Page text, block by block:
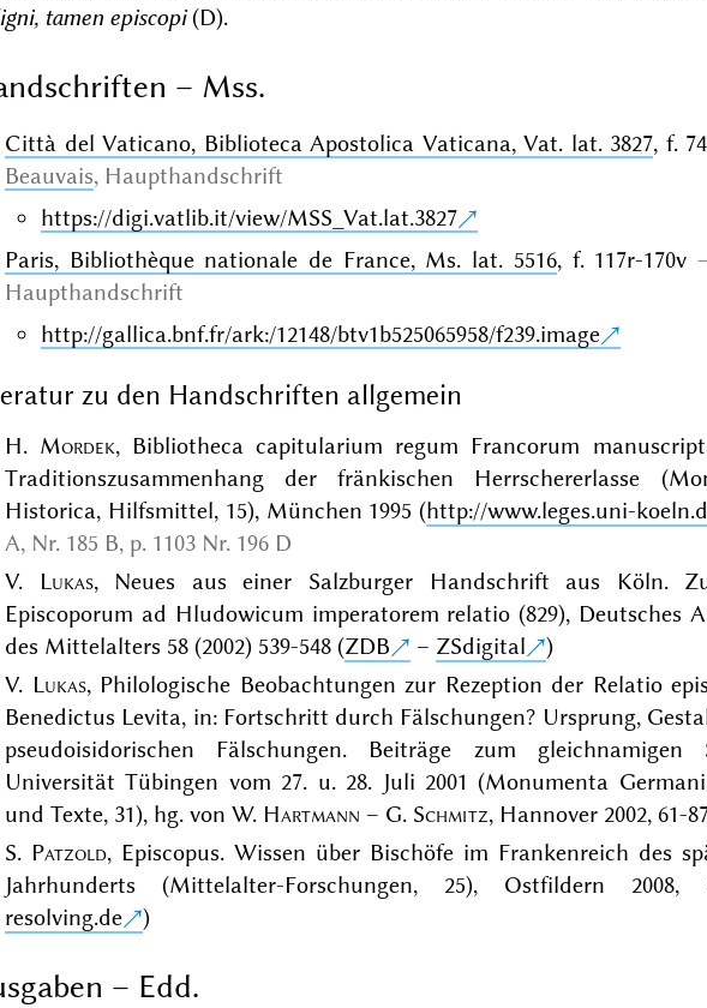
tamen episcopi(D).
– Mss.
Città del Vaticano, Biblioteca Apostolica Vaticana, Vat. lat. 3827, f.
Beauvais, Haupthandschrift
https://digi.vatlib.it/view/MSS_Vat.lat.3827
Paris, Bibliothèque nationale de France, Ms. lat. 5516, f. 117r-170v
Haupthandschrift
http://gallica.bnf.fr/ark:/12148/btv1b525065958/f239.image
zu den Handschriften allgemein
H. Mordek, Bibliotheca capitularium regum Francorum
Traditionszusammenhang der fränkischen Herrschererlasse
Historica, Hilfsmittel, 15), München 1995 (http://www.leges.uni-
A, Nr. 185 B, p. 1103 Nr. 196 D
V.
Lukas, Neues aus einer Salzburger Handschrift aus Köln.
Episcoporum ad Hludowicum imperatorem relatio (829), Deutsches
des Mittelalters 58 (2002) 539-548 (ZDB – ZSdigital
)
V. Lukas, Philologische Beobachtungen zur Rezeption der Relatio
Benedictus Levita, in: Fortschritt durch Fälschungen? Ursprung,
pseudoisidorischen Fälschungen. Beiträge zum
Universität Tübingen vom 27. u. 28. Juli 2001 (Monumenta
und Texte, 31), hg. von W. Hartmann – G. Schmitz, Hannover 2002, 61-
S. Patzold, Episcopus. Wissen über Bischöfe im Frankenreich des
Jahrhunderts (Mittelalter-Forschungen, 25), Ostfildern 2008,
resolving.de
)
– Edd.